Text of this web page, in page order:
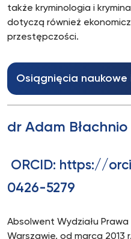
także kryminologia i
dotyczą również
przestępczości.
Osiągnięcia
dr Adam Błachnio
ORCID: https://
0426-5279
Absolwent Wydziału Prawa
Warszawie, od marca 2013